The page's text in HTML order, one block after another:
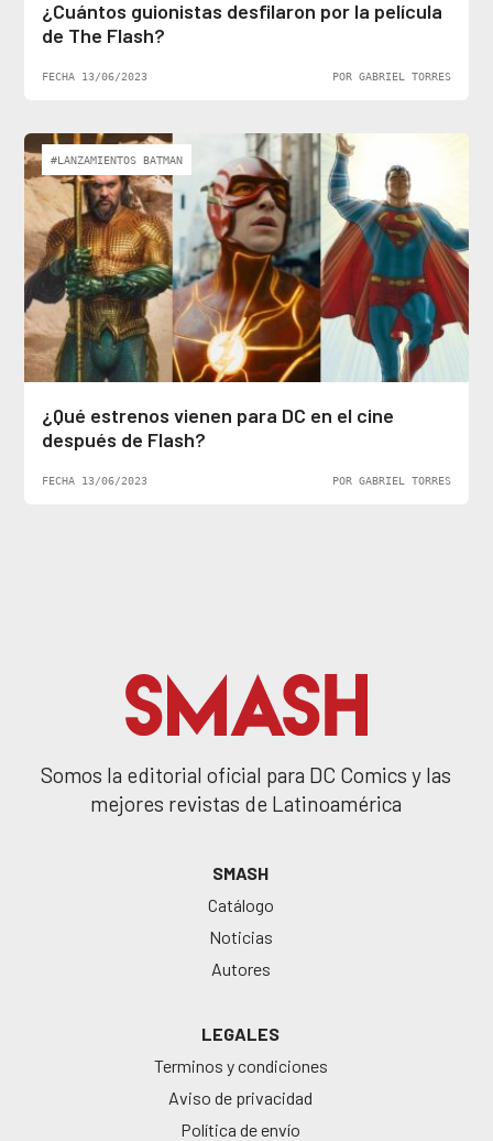
¿Cuántos guionistas desfilaron por la película
de The Flash?
FECHA 13/06/2023 POR GABRIEL TORRES
#LANZAMIENTOS BATMAN
¿Qué estrenos vienen para DC en el cine
después de Flash?
FECHA 13/06/2023 POR GABRIEL TORRES
Somos la editorial oficial para DC Comics y las
mejores revistas de Latinoamérica
SMASH
Catálogo
Noticias
Autores
LEGALES
Terminos y condiciones
Aviso de privacidad
Política de envío